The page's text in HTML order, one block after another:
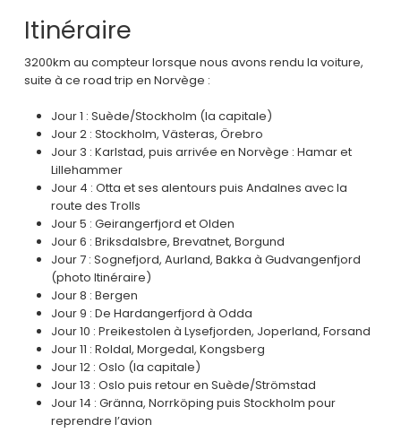
Itinéraire
3200km au compteur lorsque nous avons rendu la voiture,
suite à ce road trip en Norvège :
Jour 1 : Suède/Stockholm (la capitale)
Jour 2 : Stockholm, Västeras, Örebro
Jour 3 : Karlstad, puis arrivée en Norvège : Hamar et
Lillehammer
Jour 4 : Otta et ses alentours puis Andalnes avec la
route des Trolls
Jour 5 : Geirangerfjord et Olden
Jour 6 : Briksdalsbre, Brevatnet, Borgund
Jour 7 : Sognefjord, Aurland, Bakka à Gudvangenfjord
(photo Itinéraire)
Jour 8 : Bergen
Jour 9 : De Hardangerfjord à Odda
Jour 10 : Preikestolen à Lysefjorden, Joperland, Forsand
Jour 11 : Roldal, Morgedal, Kongsberg
Jour 12 : Oslo (la capitale)
Jour 13 : Oslo puis retour en Suède/Strömstad
Jour 14 : Gränna, Norrköping puis Stockholm pour
reprendre l’avion